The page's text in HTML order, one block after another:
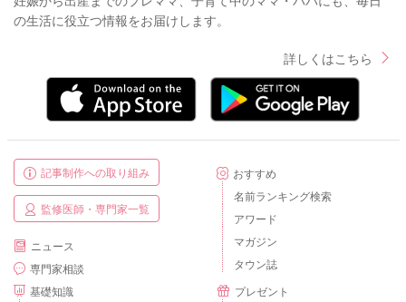
の生活に役立つ情報をお届けします。
詳しくはこちら
記事制作への取り組み
監修医師・専門家一覧
ニュース
専門家相談
基礎知識
おすすめ
名前ランキング検索
アワード
マガジン
タウン誌
プレゼント